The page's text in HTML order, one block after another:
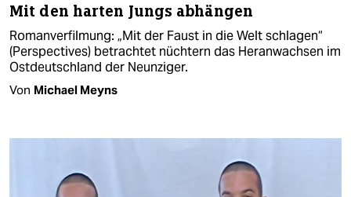
Mit den harten Jungs abhängen
Romanverfilmung: „Mit der Faust in die Welt schlagen“
(Perspectives) betrachtet nüchtern das Heranwachsen im
Ostdeutschland der Neunziger.
Von Michael Meyns